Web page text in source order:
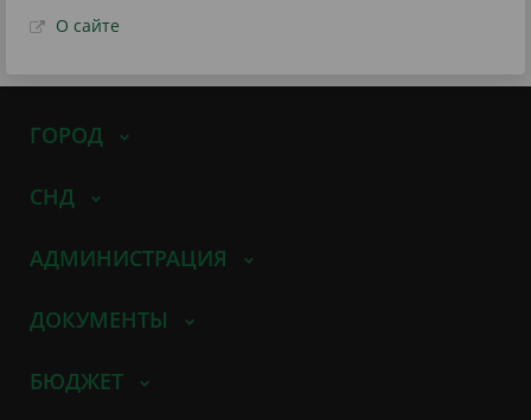
О сайте
ГОРОД
СНД
АДМИНИСТРАЦИЯ
ДОКУМЕНТЫ
БЮДЖЕТ